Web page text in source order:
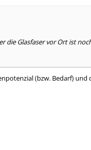
die Glasfaser vor Ort ist
(bzw. Bedarf)